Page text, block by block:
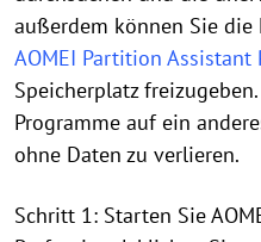
außerdem können Sie die
AOMEI Partition Assistant
Speicherplatz
Programme auf ein
ohne Daten zu verlieren.
Schritt 1: Starten Sie